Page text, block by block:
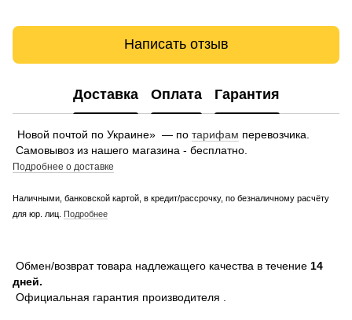
Написать отзыв
Доставка Оплата Гарантия
Новой почтой по Украине» — по тарифам перевозчика.
Самовывоз из нашего магазина - бесплатно.
Подробнее о доставке
Наличными, банковской картой, в кредит/рассрочку, по безналичному расчёту
для юр. лиц. Подробнее
Обмен/возврат товара надлежащего качества в течение 14
дней.
Официальная гарантия производителя .